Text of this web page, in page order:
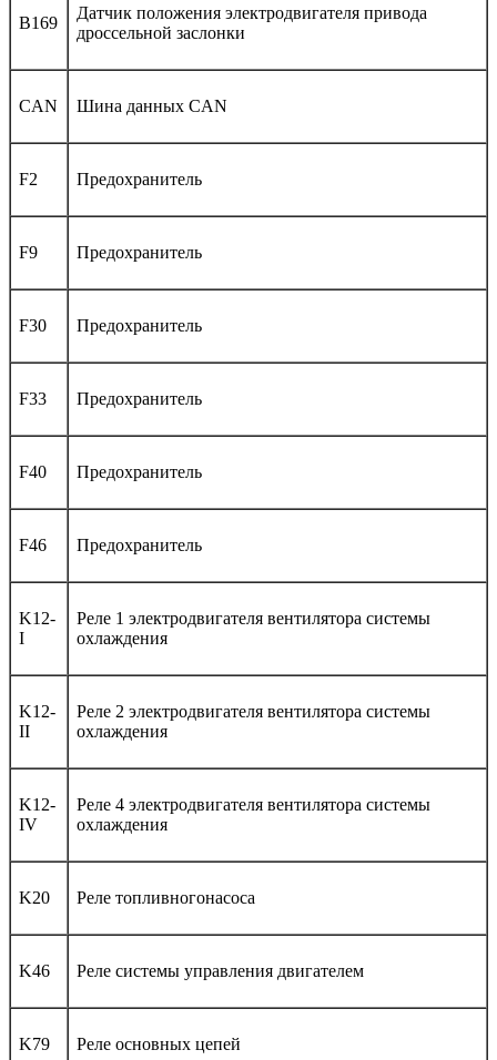
B169
Датчик положения электродвигателя привода
дроссельной заслонки
CAN Шина данных CAN
F2 Предохранитель
F9 Предохранитель
F30 Предохранитель
F33 Предохранитель
F40 Предохранитель
F46 Предохранитель
K12-
I
Реле 1 электродвигателя вентилятора системы
охлаждения
K12-
II
Реле 2 электродвигателя вентилятора системы
охлаждения
K12-
IV
Реле 4 электродвигателя вентилятора системы
охлаждения
K20 Реле топливногонасоса
K46 Реле системы управления двигателем
K79 Реле основных цепей